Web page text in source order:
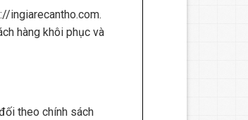
ingiarecantho.com.
hàng khôi phục và
theo chính sách